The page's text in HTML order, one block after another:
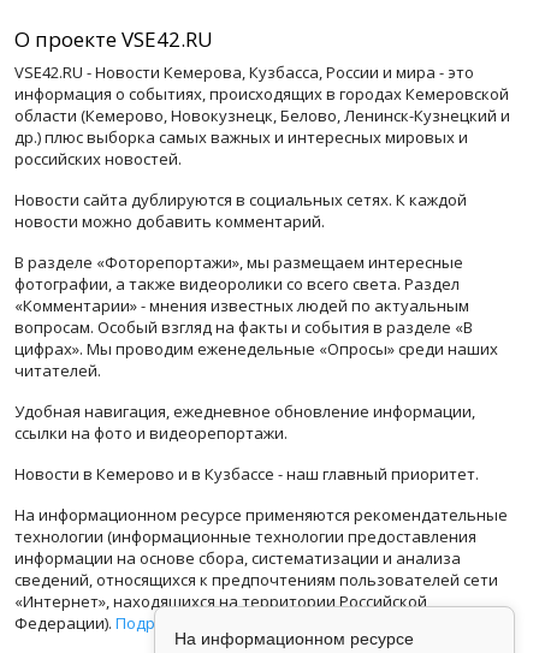
О проекте VSE42.RU
VSE42.RU - Новости Кемерова, Кузбасса, России и мира - это
информация о событиях, происходящих в городах Кемеровской
области (Кемерово, Новокузнецк, Белово, Ленинск-Кузнецкий и
др.) плюс выборка самых важных и интересных мировых и
российских новостей.
Новости сайта дублируются в социальных сетях. К каждой
новости можно добавить комментарий.
В разделе «Фоторепортажи», мы размещаем интересные
фотографии, а также видеоролики со всего света. Раздел
«Комментарии» - мнения известных людей по актуальным
вопросам. Особый взгляд на факты и события в разделе «В
цифрах». Мы проводим еженедельные «Опросы» среди наших
читателей.
Удобная навигация, ежедневное обновление информации,
ссылки на фото и видеорепортажи.
Новости в Кемерово и в Кузбассе - наш главный приоритет.
На информационном ресурсе применяются рекомендательные
технологии (информационные технологии предоставления
информации на основе сбора, систематизации и анализа
сведений, относящихся к предпочтениям пользователей сети
«Интернет», находящихся на территории Российской
Федерации). Подробная информация
На информационном ресурсе